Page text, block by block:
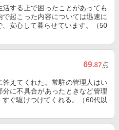
する上で困ったことがあっても
起こった内容については迅速に
安心して暮らせています。（50
69.87点
えてくれた。常駐の管理人はい
に不具合があったときなど管理
ぐ駆けつけてくれる。（60代以